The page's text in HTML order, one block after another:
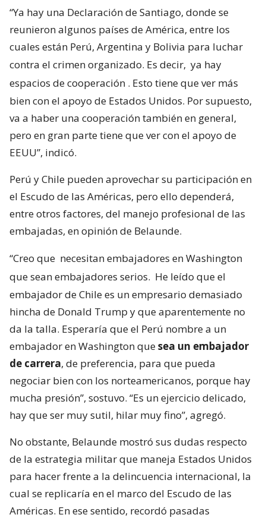
“Ya hay una Declaración de Santiago, donde se
reunieron algunos países de América, entre los
cuales están Perú, Argentina y Bolivia para luchar
contra el crimen organizado. Es decir, ya hay
espacios de cooperación . Esto tiene que ver más
bien con el apoyo de Estados Unidos. Por supuesto,
va a haber una cooperación también en general,
pero en gran parte tiene que ver con el apoyo de
EEUU”, indicó.
Perú y Chile pueden aprovechar su participación en
el Escudo de las Américas, pero ello dependerá,
entre otros factores, del manejo profesional de las
embajadas, en opinión de Belaunde.
“Creo que necesitan embajadores en Washington
que sean embajadores serios. He leído que el
embajador de Chile es un empresario demasiado
hincha de Donald Trump y que aparentemente no
da la talla. Esperaría que el Perú nombre a un
embajador en Washington quesea un embajador
de carrera, de preferencia, para que pueda
negociar bien con los norteamericanos, porque hay
mucha presión”, sostuvo. “Es un ejercicio delicado,
hay que ser muy sutil, hilar muy fino”, agregó.
No obstante, Belaunde mostró sus dudas respecto
de la estrategia militar que maneja Estados Unidos
para hacer frente a la delincuencia internacional, la
cual se replicaría en el marco del Escudo de las
Américas. En ese sentido, recordó pasadas